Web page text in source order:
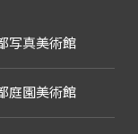
写真美術館
庭園美術館